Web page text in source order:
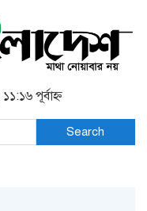
পূর্বাহ্ন
Search